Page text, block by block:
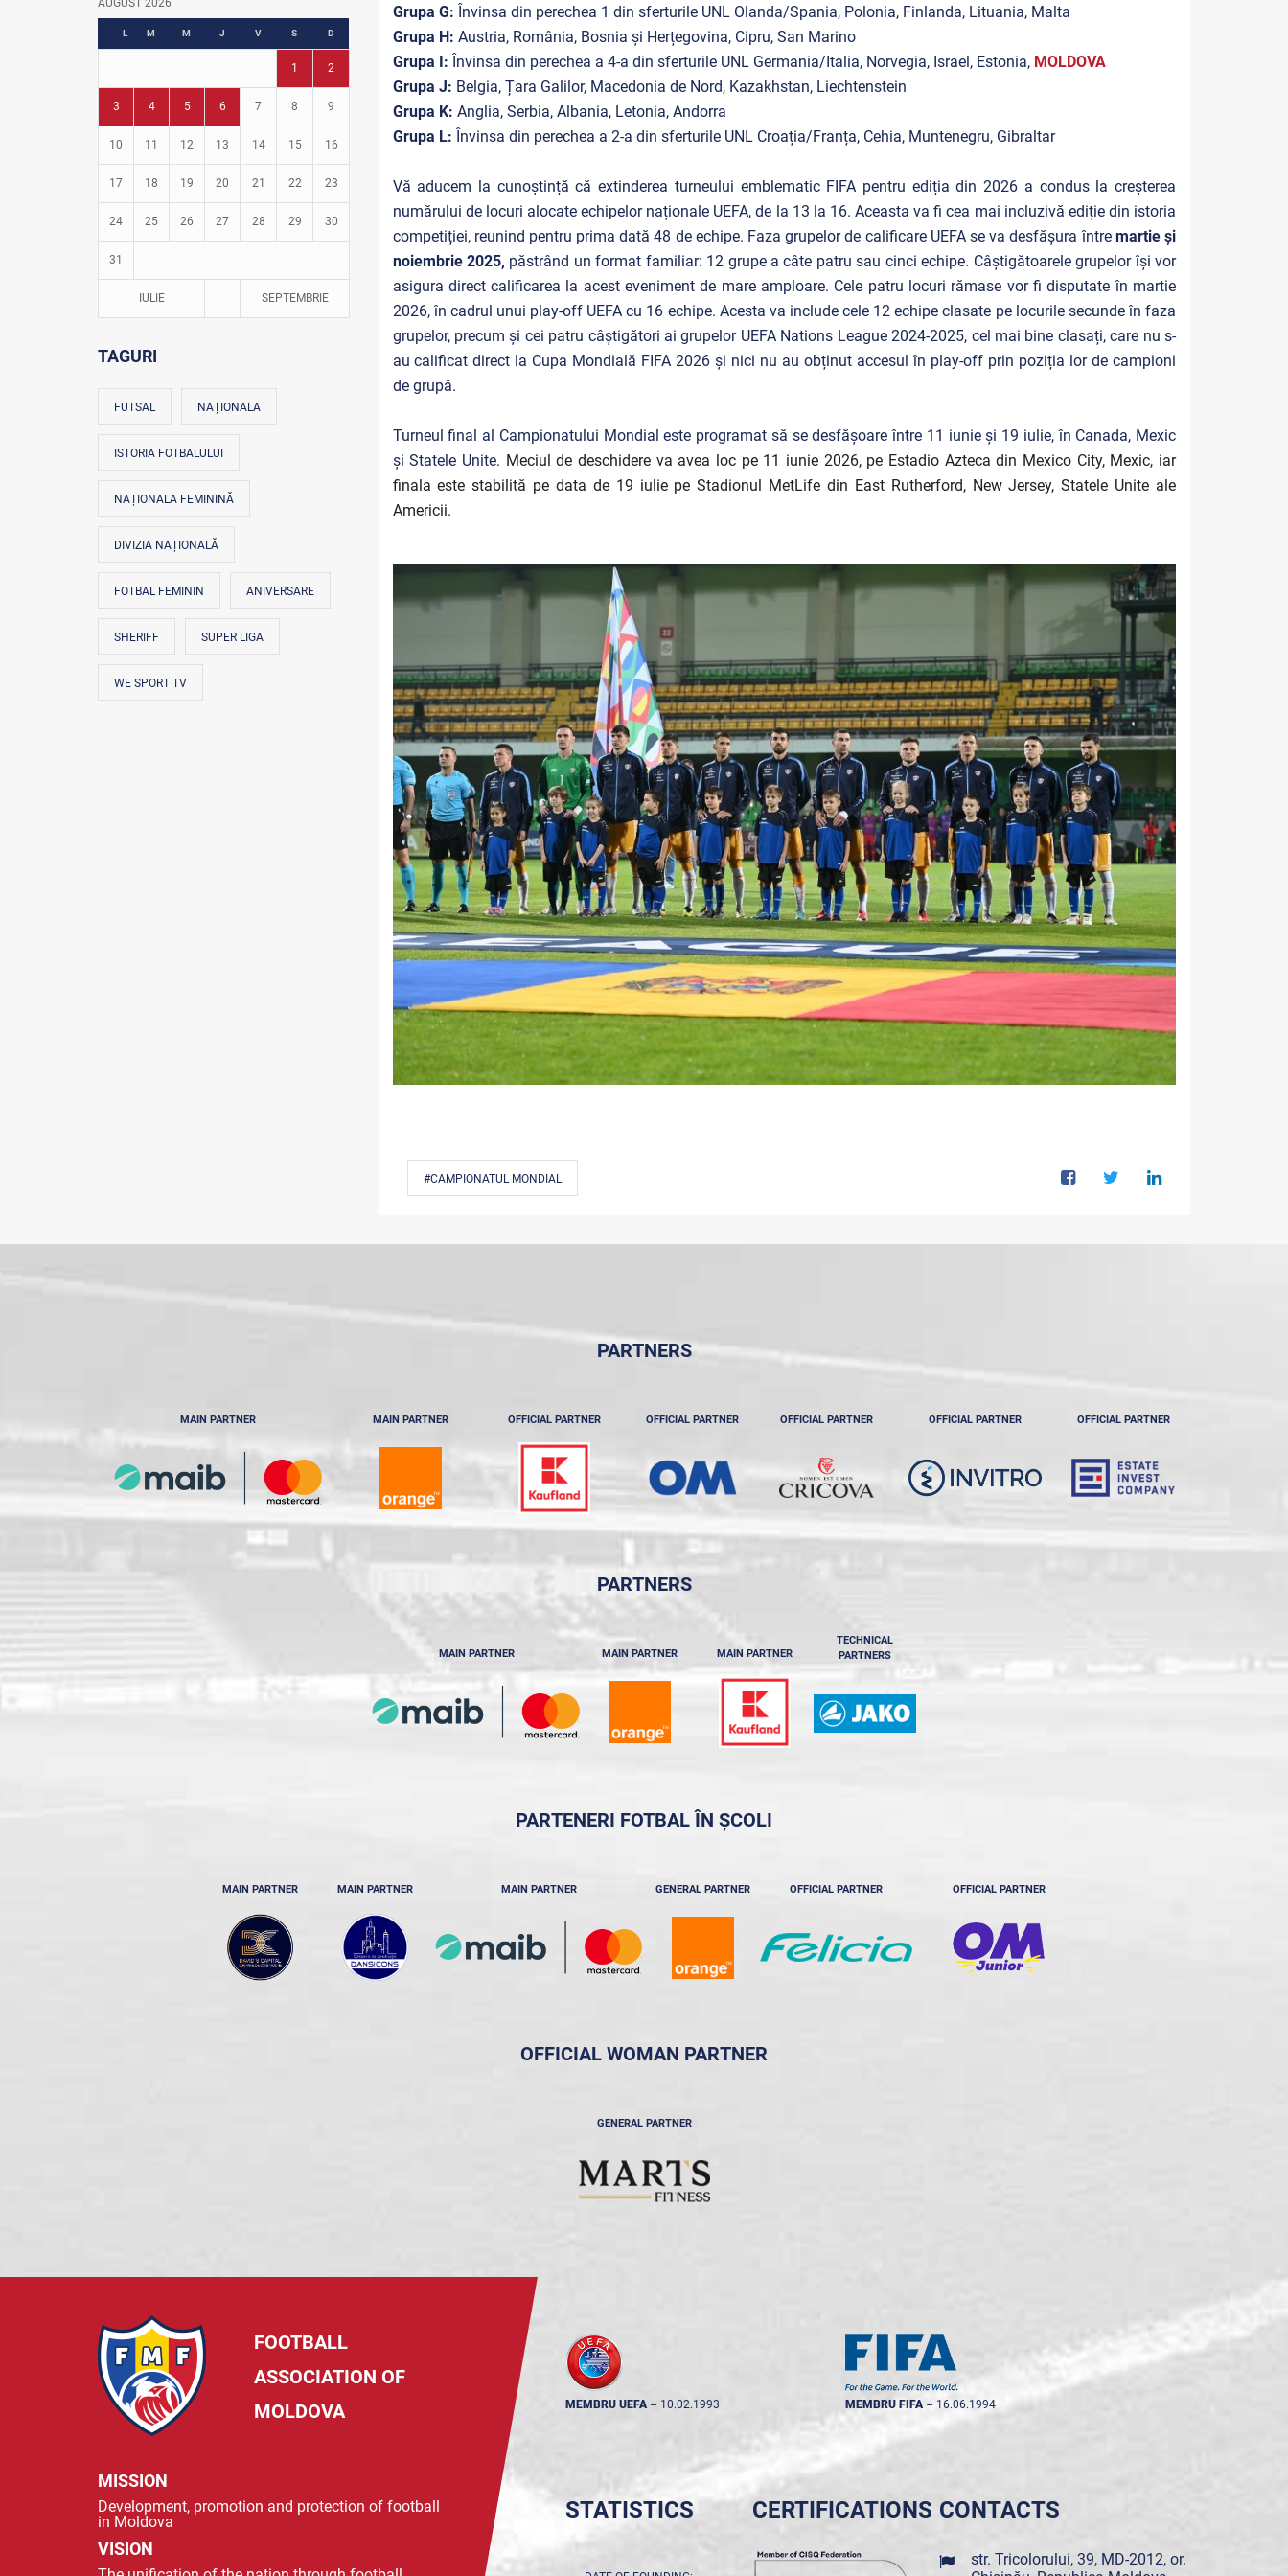
Fotbal în grădinițe
AUGUST 2026
L M M J V S D
1 2
3 4 5 6 7 8 9
10 11 12 13 14 15 16
17 18 19 20 21 22 23
24 25 26 27 28 29 30
31
IULIE SEPTEMBRIE
TAGURI
FUTSAL NAȚIONALA
ISTORIA FOTBALULUI
NAȚIONALA FEMININĂ
DIVIZIA NAȚIONALĂ
FOTBAL FEMININ ANIVERSARE
SHERIFF SUPER LIGA
WE SPORT TV
Grupa G: Învinsa din perechea 1 din sferturile UNL Olanda/Spania, Polonia, Finlanda, Lituania, Malta
Grupa H: Austria, România, Bosnia și Herțegovina, Cipru, San Marino
Grupa I: Învinsa din perechea a 4-a din sferturile UNL Germania/Italia, Norvegia, Israel, Estonia, MOLDOVA
Grupa J: Belgia, Țara Galilor, Macedonia de Nord, Kazakhstan, Liechtenstein
Grupa K: Anglia, Serbia, Albania, Letonia, Andorra
Grupa L: Învinsa din perechea a 2-a din sferturile UNL Croația/Franța, Cehia, Muntenegru, Gibraltar
Vă aducem la cunoștință că extinderea turneului emblematic FIFA pentru ediția din 2026 a condus la creșterea
numărului de locuri alocate echipelor naționale UEFA, de la 13 la 16. Aceasta va fi cea mai incluzivă ediție din istoria
competiției, reunind pentru prima dată 48 de echipe. Faza grupelor de calificare UEFA se va desfășura între martie și
noiembrie 2025, păstrând un format familiar: 12 grupe a câte patru sau cinci echipe. Câștigătoarele grupelor își vor
asigura direct calificarea la acest eveniment de mare amploare. Cele patru locuri rămase vor fi disputate în martie
2026, în cadrul unui play-off UEFA cu 16 echipe. Acesta va include cele 12 echipe clasate pe locurile secunde în faza
grupelor, precum și cei patru câștigători ai grupelor UEFA Nations League 2024-2025, cel mai bine clasați, care nu s-
au calificat direct la Cupa Mondială FIFA 2026 și nici nu au obținut accesul în play-off prin poziția lor de campioni
de grupă.
Turneul final al Campionatului Mondial este programat să se desfășoare între 11 iunie și 19 iulie, în Canada, Mexic
și Statele Unite. Meciul de deschidere va avea loc pe 11 iunie 2026, pe Estadio Azteca din Mexico City, Mexic, iar
finala este stabilită pe data de 19 iulie pe Stadionul MetLife din East Rutherford, New Jersey, Statele Unite ale
Americii.
#CAMPIONATUL MONDIAL
PARTNERS
MAIN PARTNER MAIN PARTNER OFFICIAL PARTNER OFFICIAL PARTNER OFFICIAL PARTNER OFFICIAL PARTNER OFFICIAL PARTNER
PARTNERS
MAIN PARTNER MAIN PARTNER MAIN PARTNER
TECHNICAL
PARTNERS
PARTENERI FOTBAL ÎN ȘCOLI
MAIN PARTNER MAIN PARTNER MAIN PARTNER GENERAL PARTNER OFFICIAL PARTNER OFFICIAL PARTNER
OFFICIAL WOMAN PARTNER
GENERAL PARTNER
FOOTBALL
ASSOCIATION OF
MOLDOVA
MISSION
Development, promotion and protection of football
in Moldova
VISION
MEMBRU UEFA -- 10.02.1993 MEMBRU FIFA -- 16.06.1994
STATISTICS CERTIFICATIONS CONTACTS
str. Tricolorului, 39, MD-2012, or.